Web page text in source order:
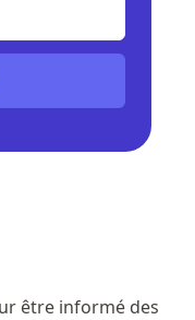
être informé des